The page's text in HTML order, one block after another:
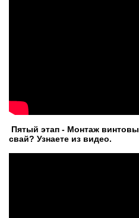
Пятый этап - Монтаж
свай? Узнаете из видео.